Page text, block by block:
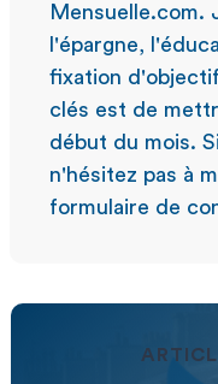
Mensuelle.com.
l'épargne,
fixation
clés est de
début du mois.
n'hésitez pas à
formulaire de